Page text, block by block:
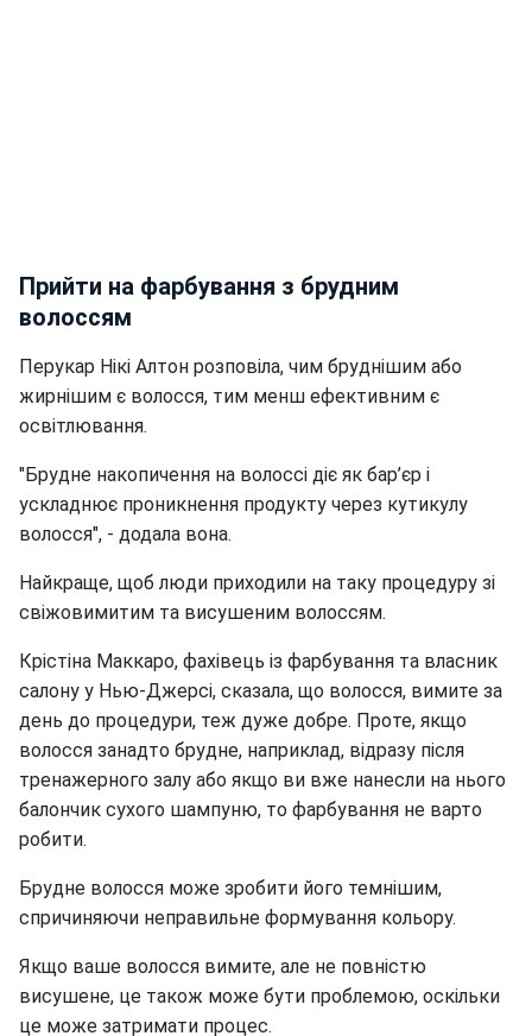
Прийти на фарбування з брудним
волоссям
Перукар Нікі Алтон розповіла, чим бруднішим або
жирнішим є волосся, тим менш ефективним є
освітлювання.
"Брудне накопичення на волоссі діє як бар’єр і
ускладнює проникнення продукту через кутикулу
волосся", - додала вона.
Найкраще, щоб люди приходили на таку процедуру зі
свіжовимитим та висушеним волоссям.
Крістіна Маккаро, фахівець із фарбування та власник
салону у Нью-Джерсі, сказала, що волосся, вимите за
день до процедури, теж дуже добре. Проте, якщо
волосся занадто брудне, наприклад, відразу після
тренажерного залу або якщо ви вже нанесли на нього
балончик сухого шампуню, то фарбування не варто
робити.
Брудне волосся може зробити його темнішим,
спричиняючи неправильне формування кольору.
Якщо ваше волосся вимите, але не повністю
висушене, це також може бути проблемою, оскільки
це може затримати процес.